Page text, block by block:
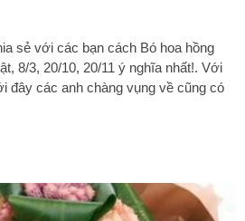
sẻ với các bạn cách Bó hoa hồng
8/3, 20/10, 20/11 ý nghĩa nhất!. Với
đây các anh chàng vụng về cũng có